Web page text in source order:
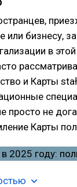
или бизнесу,
в этой
и Карты
просто не
Карты